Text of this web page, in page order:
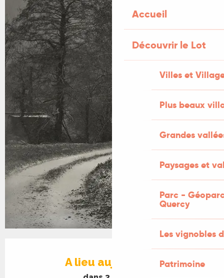
Accueil
Découvrir le Lot
Villes et
Plus beaux
Grandes
Paysages et
Parc -
Quercy
Les vignobles
Patrimoine
Ouverture et coordonnées
A lieu aujourd'hui